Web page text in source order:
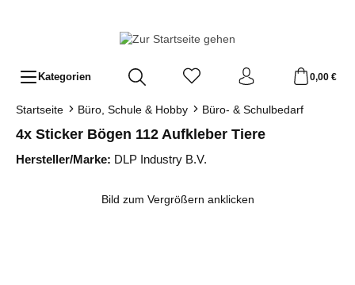
Kategorien 0,00 €
Startseite Büro, Schule & Hobby Büro- & Schulbedarf
4x Sticker Bögen 112 Aufkleber Tiere
Hersteller/Marke: DLP Industry B.V.
Bild zum Vergrößern anklicken